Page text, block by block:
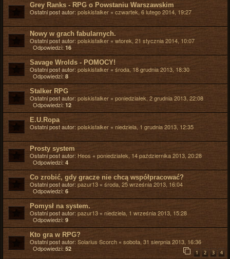
Grey Ranks - RPG o Powstaniu Warszawskim
Ostatni post autor: polskistalker « czwartek, 6 lutego 2014, 19:27
Nowy w grach fabularnych.
Ostatni post autor: polskistalker « wtorek, 21 stycznia 2014, 10:07
Odpowiedzi: 16
Savage Wrolds - POMOCY!
Ostatni post autor: polskistalker « środa, 18 grudnia 2013, 18:30
Odpowiedzi: 8
Stalker RPG
Ostatni post autor: polskistalker « poniedziałek, 2 grudnia 2013, 22:08
Odpowiedzi: 12
E.U.Ropa
Ostatni post autor: polskistalker « niedziela, 1 grudnia 2013, 12:35
Prosty system
Ostatni post autor: Heos« poniedziałek, 14 października 2013, 20:28
Odpowiedzi: 4
Co zrobić, gdy gracze nie chcą współpracować?
Ostatni post autor: pazur13 « środa, 25 września 2013, 16:04
Odpowiedzi: 6
Pomysł na system.
Ostatni post autor: pazur13 « niedziela, 1 września 2013, 15:28
Odpowiedzi: 9
Kto gra w RPG?
Ostatni post autor: Solarius Scorch « sobota, 31 sierpnia 2013, 16:36
Odpowiedzi: 52
1 2 3 4